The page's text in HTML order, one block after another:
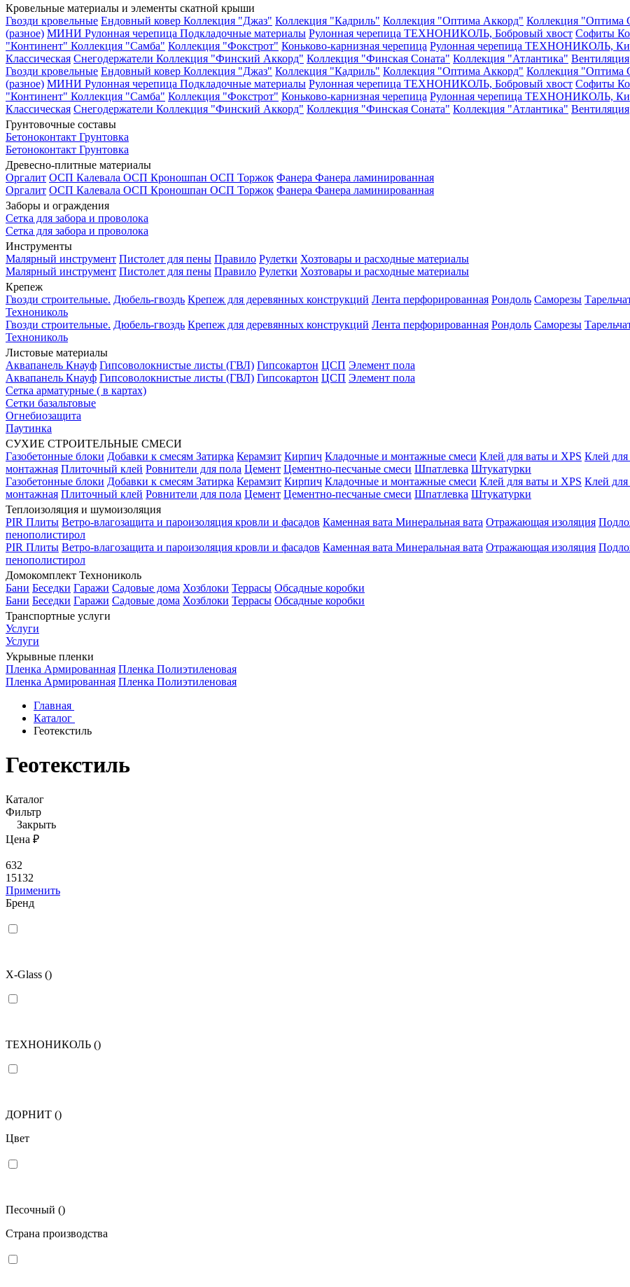
Кровельные материалы и элементы скатной крыши
Гвозди кровельные Ендовный ковер Коллекция "Джаз" Коллекция "Кадриль" Коллекция "Оптима Аккорд" Коллекция "Оптима
(разное) МИНИ Рулонная черепица Подкладочные материалы Рулонная черепица ТЕХНОНИКОЛЬ, Бобровый хвост Софиты
"Континент" Коллекция "Самба" Коллекция "Фокстрот" Коньково-карнизная черепица Рулонная черепица ТЕХНОНИКОЛЬ,
Классическая Снегодержатели Коллекция "Финский Аккорд" Коллекция "Финская Соната" Коллекция "Атлантика" Вентиляция
Гвозди кровельные Ендовный ковер Коллекция "Джаз" Коллекция "Кадриль" Коллекция "Оптима Аккорд" Коллекция "Оптима
(разное) МИНИ Рулонная черепица Подкладочные материалы Рулонная черепица ТЕХНОНИКОЛЬ, Бобровый хвост Софиты
"Континент" Коллекция "Самба" Коллекция "Фокстрот" Коньково-карнизная черепица Рулонная черепица ТЕХНОНИКОЛЬ,
Классическая Снегодержатели Коллекция "Финский Аккорд" Коллекция "Финская Соната" Коллекция "Атлантика" Вентиляция
Грунтовочные составы
Бетоноконтакт Грунтовка
Бетоноконтакт Грунтовка
Древесно-плитные материалы
Оргалит ОСП Калевала ОСП Кроношпан ОСП Торжок Фанера Фанера ламинированная
Оргалит ОСП Калевала ОСП Кроношпан ОСП Торжок Фанера Фанера ламинированная
Заборы и ограждения
Сетка для забора и проволока
Сетка для забора и проволока
Инструменты
Малярный инструмент Пистолет для пены Правило Рулетки Хозтовары и расходные материалы
Малярный инструмент Пистолет для пены Правило Рулетки Хозтовары и расходные материалы
Крепеж
Гвозди строительные. Дюбель-гвоздь Крепеж для деревянных конструкций Лента перфорированная Рондоль Саморезы
Технониколь
Гвозди строительные. Дюбель-гвоздь Крепеж для деревянных конструкций Лента перфорированная Рондоль Саморезы
Технониколь
Листовые материалы
Аквапанель Кнауф Гипсоволокнистые листы (ГВЛ) Гипсокартон ЦСП Элемент пола
Аквапанель Кнауф Гипсоволокнистые листы (ГВЛ) Гипсокартон ЦСП Элемент пола
Сетка арматурные ( в картах)
Сетки базальтовые
Огнебиозащита
Паутинка
СУХИЕ СТРОИТЕЛЬНЫЕ СМЕСИ
Газобетонные блоки Добавки к смесям Затирка Керамзит Кирпич Кладочные и монтажные смеси Клей для ваты и XPS Клей для
монтажная Плиточный клей Ровнители для пола Цемент Цементно-песчаные смеси Шпатлевка Штукатурки
Газобетонные блоки Добавки к смесям Затирка Керамзит Кирпич Кладочные и монтажные смеси Клей для ваты и XPS Клей для
монтажная Плиточный клей Ровнители для пола Цемент Цементно-песчаные смеси Шпатлевка Штукатурки
Теплоизоляция и шумоизоляция
PIR Плиты Ветро-влагозащита и пароизоляция кровли и фасадов Каменная вата Минеральная вата Отражающая изоляция
пенополистирол
PIR Плиты Ветро-влагозащита и пароизоляция кровли и фасадов Каменная вата Минеральная вата Отражающая изоляция
пенополистирол
Домокомплект Технониколь
Бани Беседки Гаражи Садовые дома Хозблоки Террасы Обсадные коробки
Бани Беседки Гаражи Садовые дома Хозблоки Террасы Обсадные коробки
Транспортные услуги
Услуги
Услуги
Укрывные пленки
Пленка Армированная Пленка Полиэтиленовая
Пленка Армированная Пленка Полиэтиленовая
Главная
Каталог
Геотекстиль
Геотекстиль
Каталог
Фильтр
Закрыть
Цена ₽
632
15132
Применить
Бренд
X-Glass ()
ТЕХНОНИКОЛЬ ()
ДОРНИТ ()
Цвет
Песочный ()
Страна производства